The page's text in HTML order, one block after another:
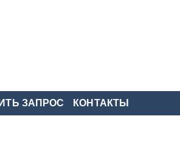
ЗАПРОС КОНТАКТЫ